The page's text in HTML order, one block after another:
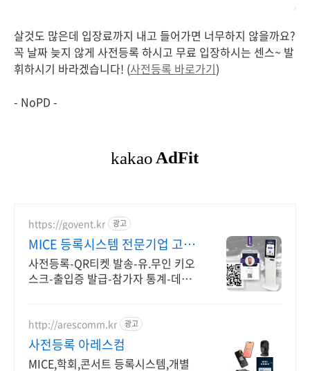
살것도 많은데 입장료까지 내고 들어가면 너무하지 않을까요?
꼭 날짜 늦지 않게 사전등록 하시고 무료 입장하시는 센스~ 발
휘하시기 바라겠습니다! (사전등록 바로가기)
- NoPD -
https://govent.kr 광고
MICE 등록시스템 전문기업 고벤
트
사전등록-QR티켓 발송-유.무인 키오
스크-출입증 발급-참가자 통계-데이
행복한 경험 제공
http://arescomm.kr 광고
사전등록 아레스컴
MICE,학회,콘서트 등록시스템,개별